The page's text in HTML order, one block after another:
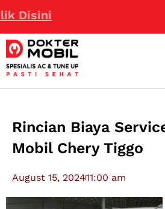
Rincian Biaya
Mobil Chery Tiggo
August 15, 202411:00 am